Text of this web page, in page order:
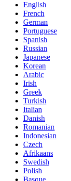
English
French
German
Portuguese
Spanish
Russian
Japanese
Korean
Arabic
Irish
Greek
Turkish
Italian
Danish
Romanian
Indonesian
Czech
Afrikaans
Swedish
Polish